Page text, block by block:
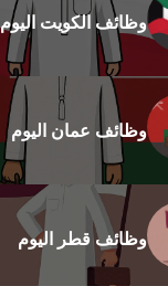
وظائف الكويت اليوم
وظائف عمان اليوم
وظائف قطر اليوم